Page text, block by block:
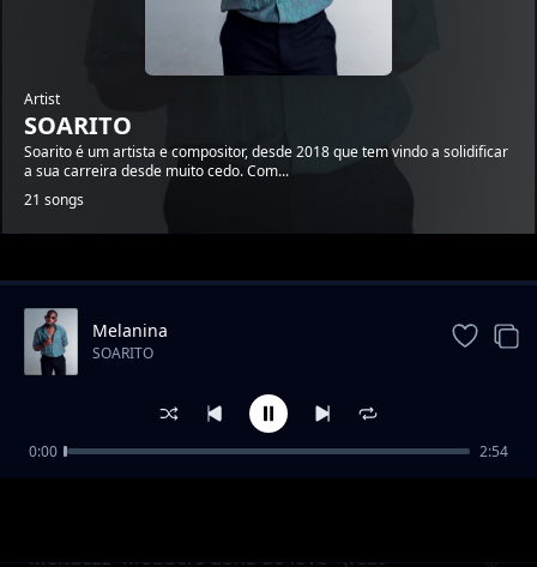
Artist
SOARITO
Soarito é um artista e compositor, desde 2018 que tem vindo a solidificar
a sua carreira desde muito cedo. Com...
21 songs
Trending
Mendezz- Mobbers dona do love - (feat
Melanina
SOARITO
0:00 2:54